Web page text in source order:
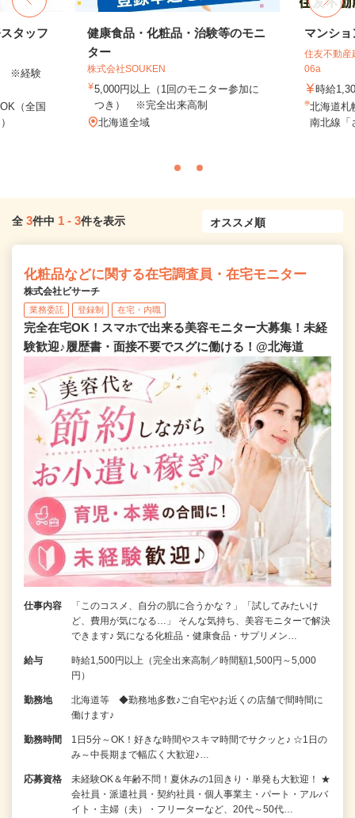
タッフ
※経験
（全国
健康食品・化粧品・治験等のモニ
ター
株式会社SOUKEN
5,000円以上（1回のモニター参加に
つき） ※完全出来高制
北海道全域
マンシ
住友不動産
06a
時給
北海道札
南北線「
全 3件中 1 - 3件を表示
化粧品などに関する在宅調査員・在宅モニター
株式会社ビサーチ
業務委託 登録制 在宅・内職
完全在宅OK！スマホで出来る美容モニター大募集！未経
験歓迎♪履歴書・面接不要でスグに働ける！@北海道
仕事内容
「このコスメ、自分の肌に合うかな？」「試してみたいけ
ど、費用が気になる…」 そんな気持ち、美容モニターで解決
できます♪ 気になる化粧品・健康食品・サプリメン…
給与
時給1,500円以上（完全出来高制／時間額1,500円～5,000
円）
勤務地
北海道等 ◆勤務地多数♪ご自宅やお近くの店舗で間時間に
働けます♪
勤務時間
1日5分～OK！好きな時間やスキマ時間でサクッと♪ ☆1日の
み～中長期まで幅広く大歓迎♪…
応募資格
未経験OK＆年齢不問！夏休みの1回きり・単発も大歓迎！ ★
会社員・派遣社員・契約社員・個人事業主・パート・アルバ
イト・主婦（夫）・フリーターなど、20代～50代…